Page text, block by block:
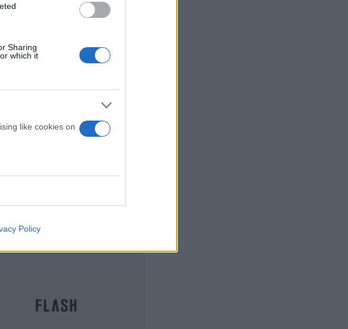
Sharing
which it
like cookies on
Policy